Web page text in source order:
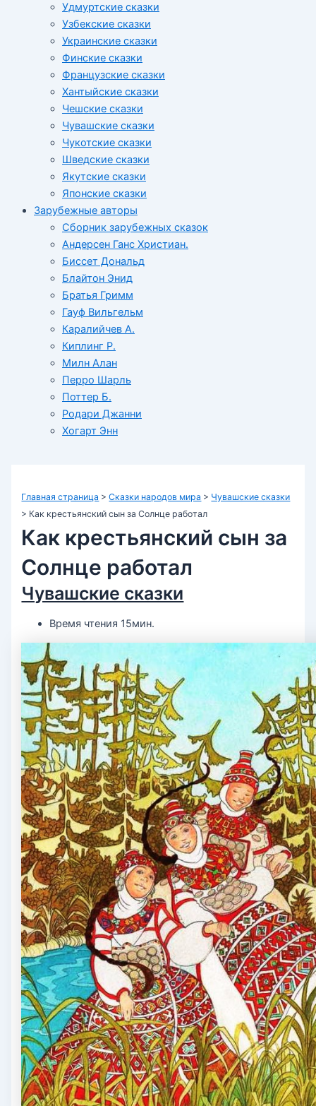
Удмуртские сказки
Узбекские сказки
Украинские сказки
Финские сказки
Французские сказки
Хантыйские сказки
Чешские сказки
Чувашские сказки
Чукотские сказки
Шведские сказки
Якутские сказки
Японские сказки
Зарубежные авторы
Сборник зарубежных сказок
Андерсен Ганс Христиан.
Биссет Дональд
Блайтон Энид
Братья Гримм
Гауф Вильгельм
Каралийчев А.
Киплинг Р.
Милн Алан
Перро Шарль
Поттер Б.
Родари Джанни
Хогарт Энн
Главная страница >Сказки народов мира > Чувашские сказки
> Как крестьянский сын за Солнце работал
Как крестьянский сын за
Солнце работал
Чувашские сказки
Время чтения 15мин.